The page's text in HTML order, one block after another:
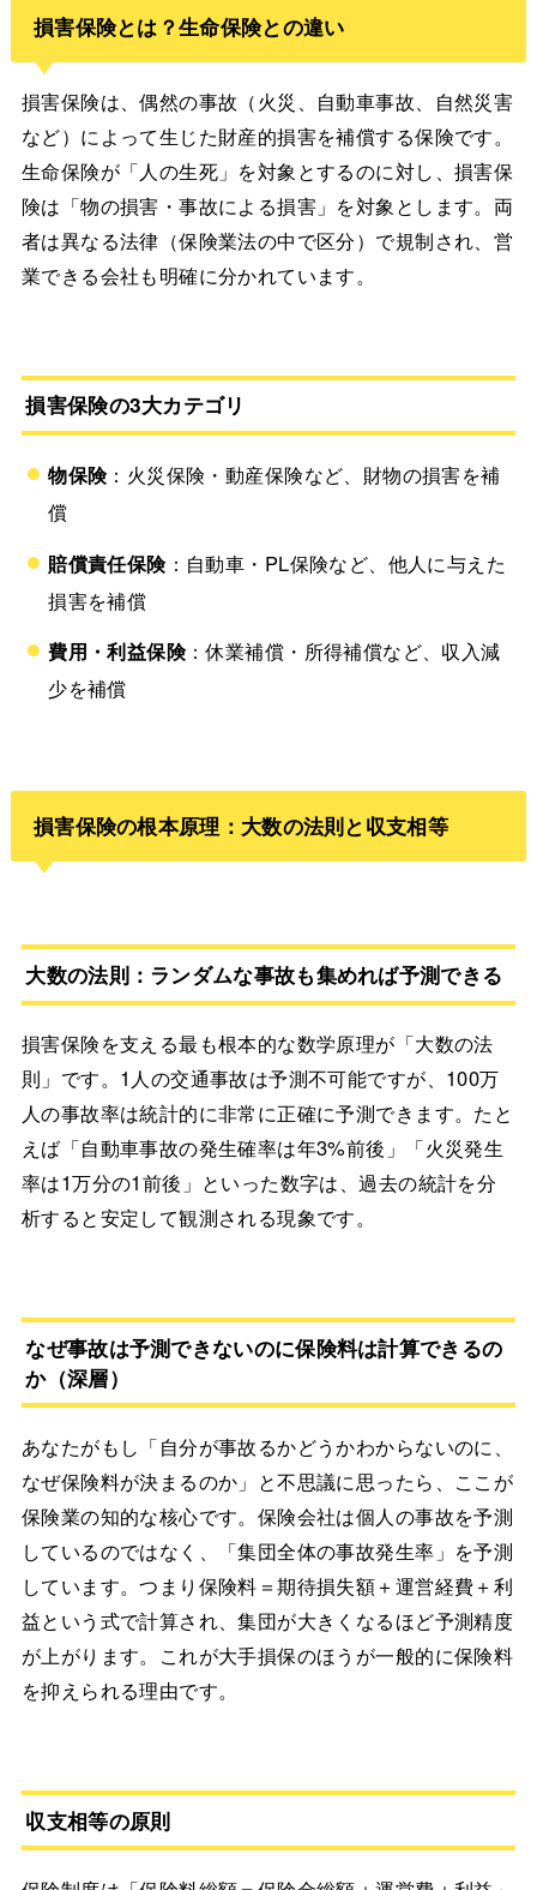
損害保険とは？生命保険との違い
損害保険は、偶然の事故（火災、自動車事故、自然災害
など）によって生じた財産的損害を補償する保険です。
生命保険が「人の生死」を対象とするのに対し、損害保
険は「物の損害・事故による損害」を対象とします。両
者は異なる法律（保険業法の中で区分）で規制され、営
業できる会社も明確に分かれています。
損害保険の3大カテゴリ
物保険：火災保険・動産保険など、財物の損害を補
償
賠償責任保険：自動車・PL保険など、他人に与えた
損害を補償
費用・利益保険：休業補償・所得補償など、収入減
少を補償
損害保険の根本原理：大数の法則と収支相等
大数の法則：ランダムな事故も集めれば予測できる
損害保険を支える最も根本的な数学原理が「大数の法
則」です。1人の交通事故は予測不可能ですが、100万
人の事故率は統計的に非常に正確に予測できます。たと
えば「自動車事故の発生確率は年3%前後」「火災発生
率は1万分の1前後」といった数字は、過去の統計を分
析すると安定して観測される現象です。
なぜ事故は予測できないのに保険料は計算できるの
か（深層）
あなたがもし「自分が事故るかどうかわからないのに、
なぜ保険料が決まるのか」と不思議に思ったら、ここが
保険業の知的な核心です。保険会社は個人の事故を予測
しているのではなく、「集団全体の事故発生率」を予測
しています。つまり保険料＝期待損失額＋運営経費＋利
益という式で計算され、集団が大きくなるほど予測精度
が上がります。これが大手損保のほうが一般的に保険料
を抑えられる理由です。
収支相等の原則